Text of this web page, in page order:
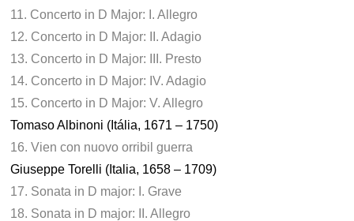
11. Concerto in D Major: I. Allegro
12. Concerto in D Major: II. Adagio
13. Concerto in D Major: III. Presto
14. Concerto in D Major: IV. Adagio
15. Concerto in D Major: V. Allegro
Tomaso Albinoni (Itália, 1671 – 1750)
16. Vien con nuovo orribil guerra
Giuseppe Torelli (Italia, 1658 – 1709)
17. Sonata in D major: I. Grave
18. Sonata in D major: II. Allegro